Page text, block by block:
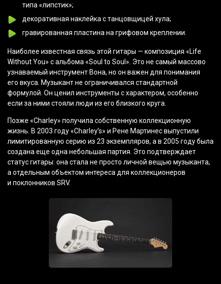
типа «липстик»;
декоративная наклейка с танцовщицей хула;
гравированная пластина на грифовом креплении.
Наиболее известная связь этой гитары — композиция «Life
Without You» с альбома «Soul to Soul». Это не самый массово
узнаваемый инструмент Вона, но он важен для понимания
его вкуса. Музыкант не ограничивался стандартной
формулой. Он ценил инструменты с характером, особенно
если за ними стояли люди из его близкого круга.
Позже «Charley» получила собственную коллекционную
жизнь. В 2003 году«Charley’s» и Рене Мартинес выпустили
лимитированную серию из 23 экземпляров, а в 2005 году была
создана еще одна небольшая партия. Это подтверждает
статус гитары: она стала не просто личной вещью музыканта,
а отдельным объектом интереса для коллекционеров
и поклонников SRV.